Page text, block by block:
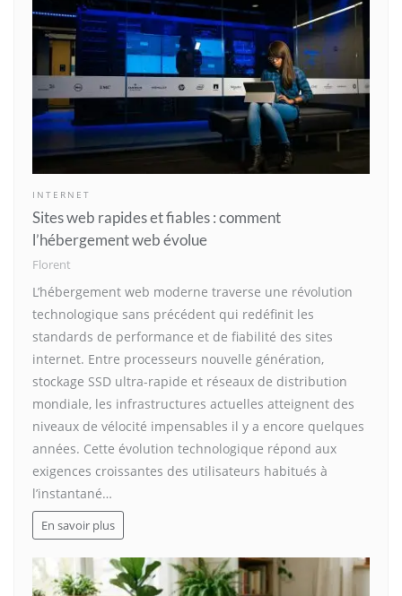
INTERNET
Sites web rapides et fiables : comment
l’hébergement web évolue
Florent
L’hébergement web moderne traverse une révolution
technologique sans précédent qui redéfinit les
standards de performance et de fiabilité des sites
internet. Entre processeurs nouvelle génération,
stockage SSD ultra-rapide et réseaux de distribution
mondiale, les infrastructures actuelles atteignent des
niveaux de vélocité impensables il y a encore quelques
années. Cette évolution technologique répond aux
exigences croissantes des utilisateurs habitués à
l’instantané…
En savoir plus